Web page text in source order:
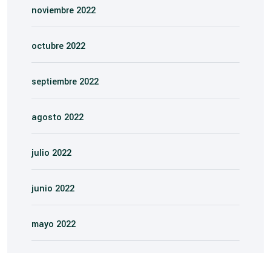
noviembre 2022
octubre 2022
septiembre 2022
agosto 2022
julio 2022
junio 2022
mayo 2022